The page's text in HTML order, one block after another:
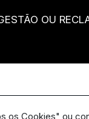
OU
os Cookies" ou